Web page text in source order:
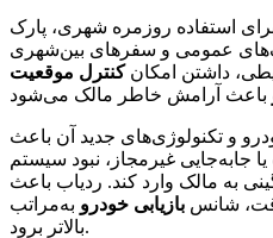
استفاده روزمره شهری، پارک
عمومی و سفرهای بین‌شهری
داشتن امکانکنترل موقعیت
و تکنولوژی‌های جدید آن باعث
غیرمجاز، نبود سیستم
به مالک وارد کند. ردیاب باعث
شانس بازیابی خودرو به‌مراتب
بالاتر برود.